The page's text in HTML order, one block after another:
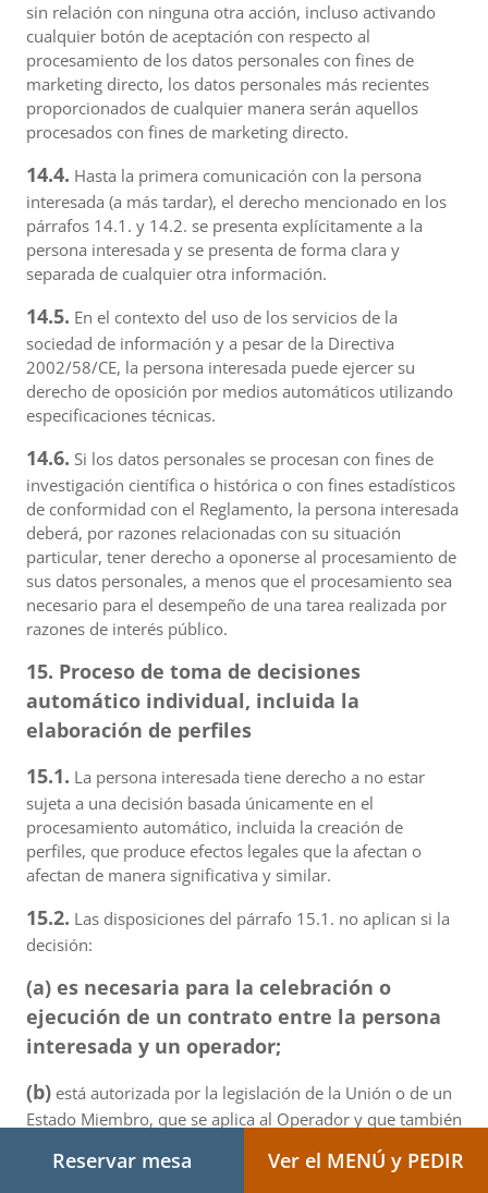
sin relación con ninguna otra acción, incluso activando
cualquier botón de aceptación con respecto al
procesamiento de los datos personales con fines de
marketing directo, los datos personales más recientes
proporcionados de cualquier manera serán aquellos
procesados con fines de marketing directo.
14.4. Hasta la primera comunicación con la persona
interesada (a más tardar), el derecho mencionado en los
párrafos 14.1. y 14.2. se presenta explícitamente a la
persona interesada y se presenta de forma clara y
separada de cualquier otra información.
14.5. En el contexto del uso de los servicios de la
sociedad de información y a pesar de la Directiva
2002/58/CE, la persona interesada puede ejercer su
derecho de oposición por medios automáticos utilizando
especificaciones técnicas.
14.6. Si los datos personales se procesan con fines de
investigación científica o histórica o con fines estadísticos
de conformidad con el Reglamento, la persona interesada
deberá, por razones relacionadas con su situación
particular, tener derecho a oponerse al procesamiento de
sus datos personales, a menos que el procesamiento sea
necesario para el desempeño de una tarea realizada por
razones de interés público.
15. Proceso de toma de decisiones
automático individual, incluida la
elaboración de perfiles
15.1. La persona interesada tiene derecho a no estar
sujeta a una decisión basada únicamente en el
procesamiento automático, incluida la creación de
perfiles, que produce efectos legales que la afectan o
afectan de manera significativa y similar.
15.2. Las disposiciones del párrafo 15.1. no aplican si la
decisión:
(a) es necesaria para la celebración o
ejecución de un contrato entre la persona
interesada y un operador;
(b) está autorizada por la legislación de la Unión o de un
Estado Miembro, que se aplica al Operador y que también
derechos, libertades e intereses legítimos de la persona
Reservar mesa Ver el MENÚ y PEDIR